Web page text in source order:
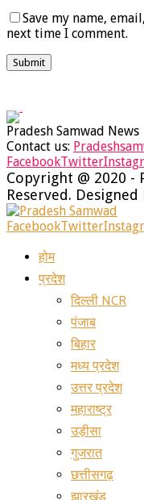
Save my name,
next time I comment.
Pradesh Samwad News
Contact us:
FacebookTwitter
Copyright @ 2020 -
Reserved. Designed
FacebookTwitter
होम
प्रदेश
दिल्ली NCR
पंजाब
बिहार
मध्य प्रदेश
उत्तर प्रदेश
महाराष्ट्र
उड़ीसा
गुजरात
छत्तीसगढ़